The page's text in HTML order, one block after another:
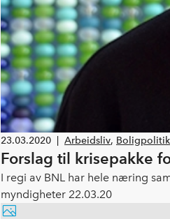
23.03.2020 Arbeidsliv,
Forslag til krisepakke
I regi av BNL har hele næring
myndigheter 22.03.20